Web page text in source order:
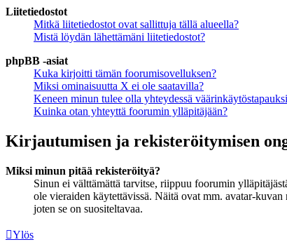
Liitetiedostot
Mitkä liitetiedostot ovat sallittuja tällä alueella?
Mistä löydän lähettämäni liitetiedostot?
phpBB -asiat
Kuka kirjoitti tämän foorumisovelluksen?
Miksi ominaisuutta X ei ole saatavilla?
Keneen minun tulee olla yhteydessä
Kuinka otan yhteyttä foorumin ylläpitäjään?
Kirjautumisen ja rekisteröitymisen
Miksi minun pitää rekisteröityä?
Sinun ei välttämättä tarvitse, riippuu foorumin
ole vieraiden käytettävissä. Näitä ovat mm. avatar-
joten se on suositeltavaa.
Ylös